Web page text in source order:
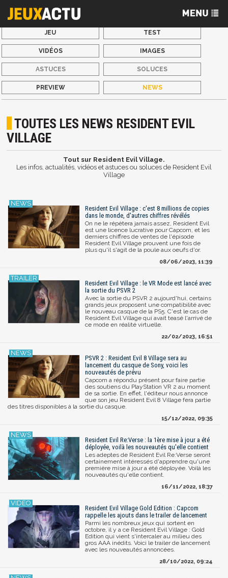
JEU TEST
VIDÉOS IMAGES
ASTUCES SOLUCES
PREVIEW NEWS
TOUTES LES NEWS RESIDENT EVIL
VILLAGE
Tout sur Resident Evil Village.
Les infos, actualités, vidéos et astuces ou soluces de Resident Evil
Village
Resident Evil Village : c'est 8 millions de copies
dans le monde, d'autres chiffres révélés
On ne le répètera jamais assez, Resident Evil
est une licence lucrative pour Capcom, et les
derniers chiffres de ventes de l'épisode
Resident Evil Village prouvent une fois de
plus qu'il s'agit de la poule aux oeufs d'or.
08/06/2023, 11:39
Resident Evil Village : le VR Mode est lancé avec
la sortie du PSVR 2
Avec la sortie du PSVR 2 aujourd'hui, certains
grands jeux proposent une compatibilité avec
le nouveau casque de la PS5. C'est le cas de
Resident Evil Village qui avait teasé l'arrivé de
ce mode en réalité virtuelle.
22/02/2023, 16:51
PSVR 2 : Resident Evil 8 Village sera au
lancement du casque de Sony, voici les
nouveautés de prévu
Capcom a répondu présent pour faire partie
des soutiens du PlayStation VR 2 au moment
de sa sortie. En effet, l'éditeur nous annonce
que son jeu Resident Evil 8 Village fera partie
des titres disponibles à la sortie du casque.
15/12/2022, 09:35
Resident Evil Re:Verse : la 1ère mise à jour a été
déployée, voilà les nouveautés qu'elle contient
Les adeptes de Resident Evil Re:Verse seront
certainement intéressés d'apprendre qu'une
première mise à jour a été déployée. Voilà les
nouveautés qu'elle contient.
16/11/2022, 18:37
Resident Evil Village Gold Edition : Capcom
rappelle les ajouts dans le trailer de lancement
Parmi les nombreux jeux qui sortent en
octobre, il y a ce Resident Evil Village : Gold
Edition qui vient s'intercaler au milieu des
gros AAA inédits. Voici le trailer de lancement
avec les nouveautés annoncées.
28/10/2022, 09:24